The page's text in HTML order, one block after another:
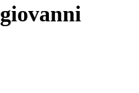
giovanni